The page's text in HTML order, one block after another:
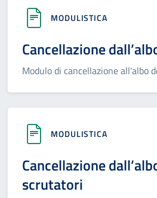
MODULISTICA
Cancellazione
Modulo di cancellazione all'albo
MODULISTICA
Cancellazione
scrutatori